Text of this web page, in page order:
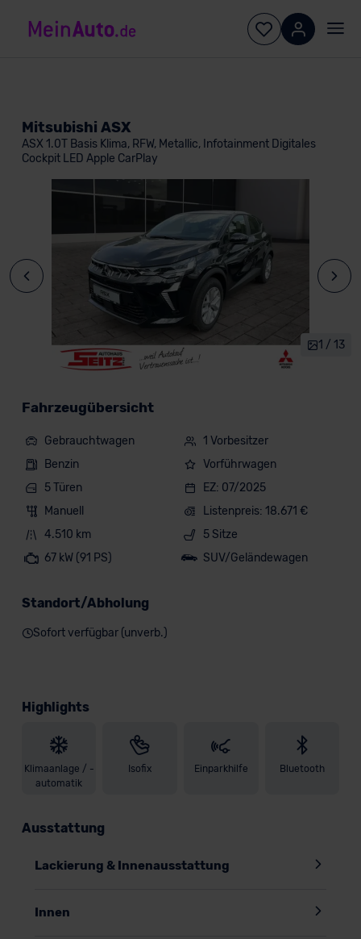
Mitsubishi ASX
ASX 1.0T Basis Klima, RFW, Metallic, Infotainment Digitales
Cockpit LED Apple CarPlay
1 / 13
Fahrzeugübersicht
Gebrauchtwagen
1 Vorbesitzer
Benzin
Vorführwagen
5 Türen
EZ: 07/2025
Manuell
Listenpreis: 18.671 €
4.510 km
5 Sitze
67 kW (91 PS)
SUV/Geländewagen
Standort/Abholung
Sofort verfügbar (unverb.)
Highlights
Klimaanlage / -
automatik
Isofix Einparkhilfe Bluetooth
Ausstattung
Lackierung & Innenausstattung
Innen